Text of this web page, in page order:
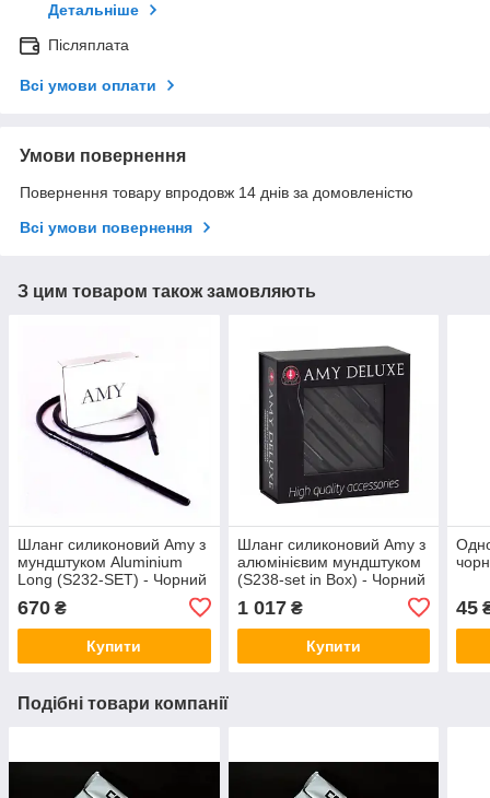
Детальніше
Післяплата
Всі умови оплати
Умови повернення
Повернення товару впродовж 14 днів за домовленістю
Всі умови повернення
З цим товаром також замовляють
Шланг силиконовий Amy з
мундштуком Aluminium
Long (S232-SET) - Чорний
670 ₴
Купити
Шланг силиконовий Amy з
алюмінієвим мундштуком
(S238-set in Box) - Чорний
1 017₴
Купити
45
Подібні товари компанії